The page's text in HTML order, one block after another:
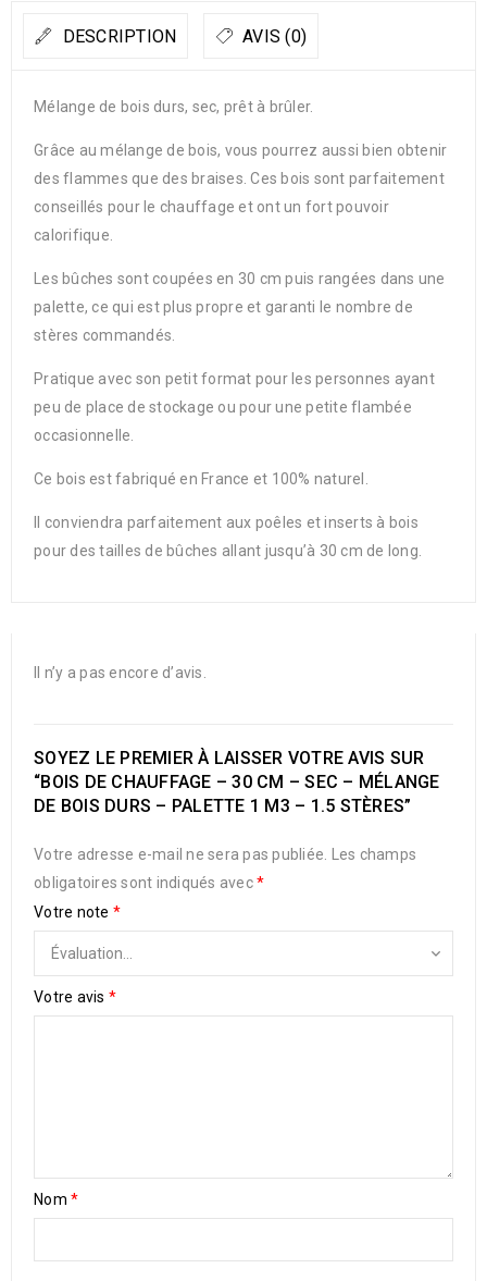
DESCRIPTION AVIS (0)
Mélange de bois durs, sec, prêt à brûler.
Grâce au mélange de bois, vous pourrez aussi bien obtenir
des flammes que des braises. Ces bois sont parfaitement
conseillés pour le chauffage et ont un fort pouvoir
calorifique.
Les bûches sont coupées en 30 cm puis rangées dans une
palette, ce qui est plus propre et garanti le nombre de
stères commandés.
Pratique avec son petit format pour les personnes ayant
peu de place de stockage ou pour une petite flambée
occasionnelle.
Ce bois est fabriqué en France et 100% naturel.
Il conviendra parfaitement aux poêles et inserts à bois
pour des tailles de bûches allant jusqu’à 30 cm de long.
Il n’y a pas encore d’avis.
SOYEZ LE PREMIER À LAISSER VOTRE AVIS SUR
“BOIS DE CHAUFFAGE – 30 CM – SEC – MÉLANGE
DE BOIS DURS – PALETTE 1 M3 – 1.5 STÈRES”
Votre adresse e-mail ne sera pas publiée.
Les champs
obligatoires sont indiqués avec*
Votre note *
Votre avis *
Nom *